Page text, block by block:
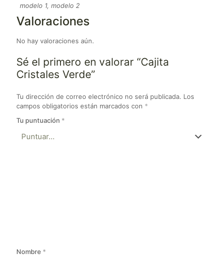
modelo 1, modelo 2
Valoraciones
No hay valoraciones aún.
Sé el primero en valorar “Cajita
Cristales Verde”
Tu dirección de correo electrónico no será publicada. Los
campos obligatorios están marcados con *
Tu puntuación *
Nombre *